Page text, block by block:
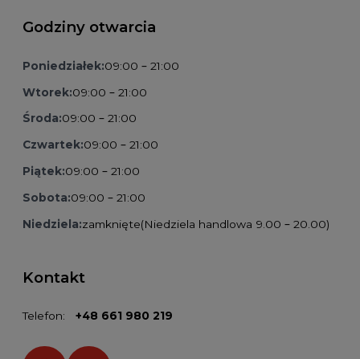
Godziny otwarcia
Poniedziałek:09:00 – 21:00
Wtorek:09:00 – 21:00
Środa:09:00 – 21:00
Czwartek:09:00 – 21:00
Piątek:09:00 – 21:00
Sobota:09:00 – 21:00
Niedziela:zamknięte(Niedziela handlowa 9.00 – 20.00)
Kontakt
Telefon: +48 661 980 219
Social media: